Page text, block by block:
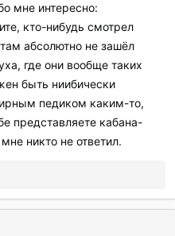
мне интересно:
кто-нибудь смотрел
абсолютно не зашёл
где они вообще таких
быть ниибически
педиком каким-то,
представляете кабана-
никто не ответил.